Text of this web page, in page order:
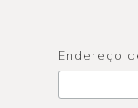
Endereço